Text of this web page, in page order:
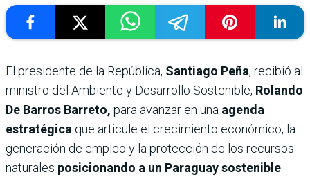
El presidente de la República, Santiago Peña, recibió al
ministro del Ambiente y Desarrollo Sostenible, Rolando
De Barros Barreto, para avanzar en una agenda
estratégica que articule el crecimiento económico, la
generación de empleo y la protección de los recursos
naturales posicionando a un Paraguay sostenible